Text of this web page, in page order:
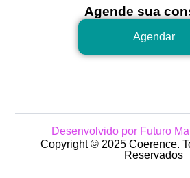
Agende sua
Agendar
Desenvolvido por Futuro
Copyright © 2025 Coerence.
Reservados